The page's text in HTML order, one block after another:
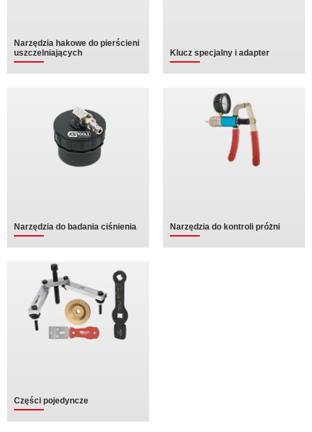
Narzędzia hakowe do pierścieni
uszczelniających
Klucz specjalny i adapter
Narzędzia do badania ciśnienia Narzędzia do kontroli próżni
Części pojedyncze